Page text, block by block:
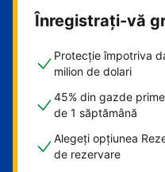
Înregistrați-vă
Protecție împotriva
milion de dolari
45% din gazde
de 1 săptămână
Alegeți opțiunea
de rezervare